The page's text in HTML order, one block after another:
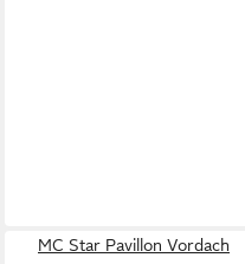
MC Star Pavillon Vordach